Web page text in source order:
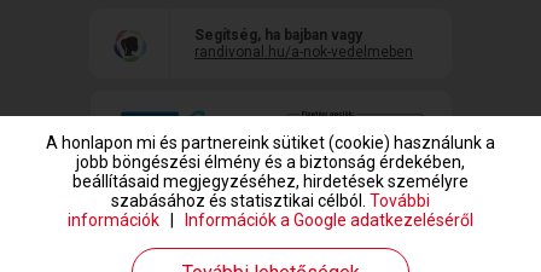
Segítség, ha bajban vagy
randivonal.hu/a-nok-vedelmeben
www.randivonal.hu © Copyright 1999-2026 Dating Central Europe Zrt.
A honlapon mi és partnereink sütiket (cookie) használunk a
jobb böngészési élmény és a biztonság érdekében,
beállításaid megjegyzéséhez, hirdetések személyre
szabásához és statisztikai célból. További
információk
Információk a Google adatkezeléséről